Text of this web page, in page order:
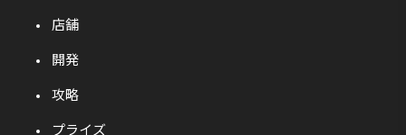
店舗
開発
攻略
プライズ